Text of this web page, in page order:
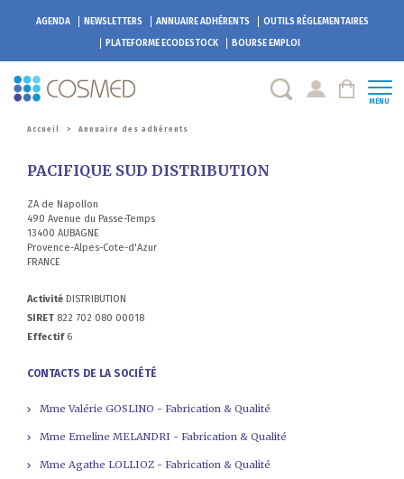
AGENDA NEWSLETTERS ANNUAIRE ADHÉRENTS
OUTILS RÉGLEMENTAIRES
PLATEFORMEECODESTOCK BOURSE EMPLOI
MENU
Accueil > Annuaire des adhérents
PACIFIQUE SUD DISTRIBUTION
ZA de Napollon
490 Avenue du Passe-Temps
13400 AUBAGNE
Provence-Alpes-Cote-d'Azur
FRANCE
Activité DISTRIBUTION
SIRET 822 702 080 00018
Effectif6
CONTACTS DE LA SOCIÉTÉ
Mme Valérie GOSLINO - Fabrication & Qualité
Mme Emeline MELANDRI - Fabrication & Qualité
Mme Agathe LOLLIOZ - Fabrication & Qualité